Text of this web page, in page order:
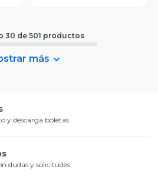
30 de 501 productos
más
y descarga boletas
dudas y solicitudes